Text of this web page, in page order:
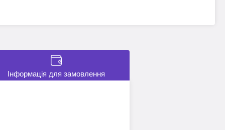
Інформація для замовлення